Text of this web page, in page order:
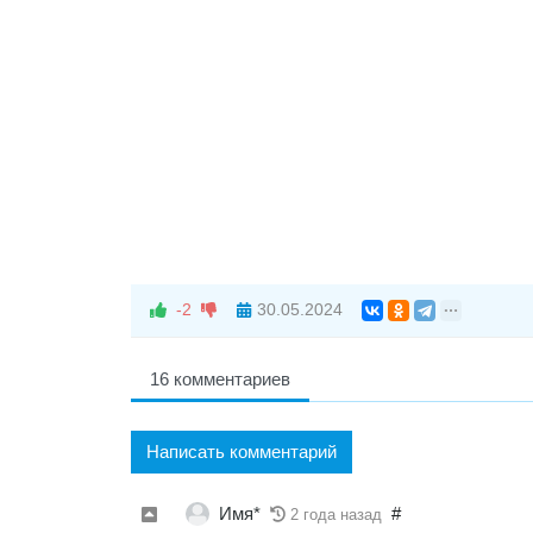
-2 30.05.2024
16 комментариев
Написать комментарий
Имя* 2 года назад #